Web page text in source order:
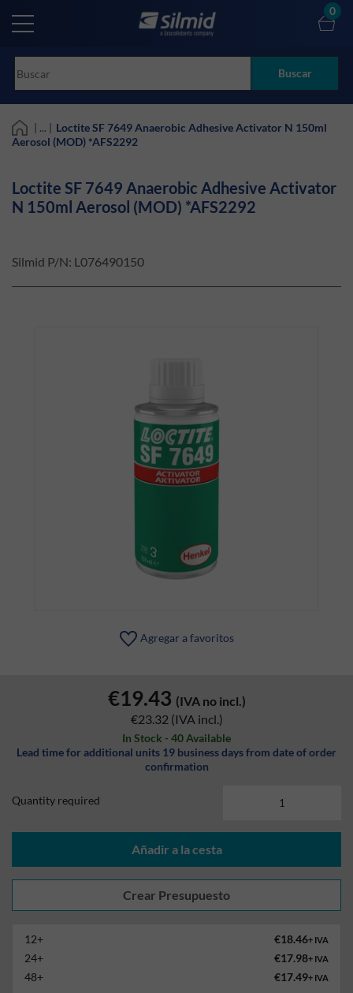
main
Buscar
0
| ... | Loctite SF 7649 Anaerobic Adhesive Activator N 150ml
Aerosol (MOD) *AFS2292
Loctite SF 7649 Anaerobic Adhesive Activator
N 150ml Aerosol (MOD) *AFS2292
Silmid P/N: L076490150
Agregar a favoritos
€19.43 (IVA no incl.)
€23.32 (IVA incl.)
In Stock - 40 Available
Lead time for additional units 19 business days from date of order
confirmation
Quantity required
Añadir a la cesta
12+ €18.46+ IVA
24+ €17.98+ IVA
48+ €17.49+ IVA